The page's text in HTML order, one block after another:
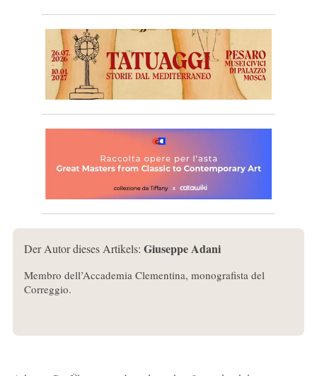
Der Autor dieses Artikels: Giuseppe Adani
Membro dell’Accademia Clementina, monografista del
Correggio.